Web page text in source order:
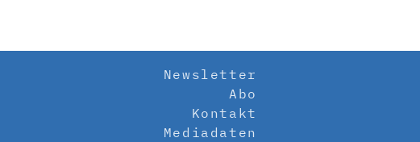
Newsletter
Abo
Kontakt
Mediadaten